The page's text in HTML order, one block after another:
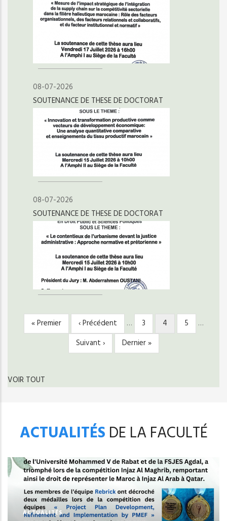
08-07-2026
SOUTENANCE DE THESE DE DOCTORAT
08-07-2026
SOUTENANCE DE THESE DE DOCTORAT
PAGINATION
Première
page
« Premier
Page
précédente
‹ Précédent … Page
3
Page
courante
4 Page
5
…
Page
suivante
Suivant ›
Dernière
page
Dernier »
VOIR TOUT
ACTUALITÉS DE LA FACULTÉ
ACTUALITÉS